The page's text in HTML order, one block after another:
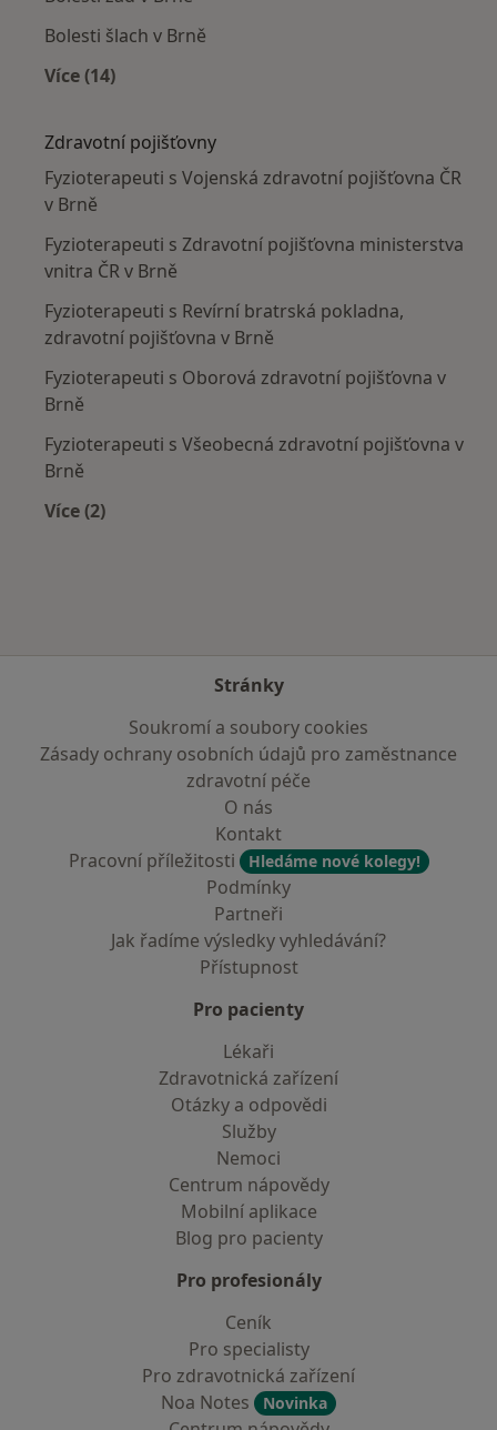
Bolesti šlach v Brně
Více (14)
Zdravotní pojišťovny
Fyzioterapeuti s Vojenská zdravotní pojišťovna ČR
v Brně
Fyzioterapeuti s Zdravotní pojišťovna ministerstva
vnitra ČR v Brně
Fyzioterapeuti s Revírní bratrská pokladna,
zdravotní pojišťovna v Brně
Fyzioterapeuti s Oborová zdravotní pojišťovna v
Brně
Fyzioterapeuti s Všeobecná zdravotní pojišťovna v
Brně
Více (2)
Stránky
Soukromí a soubory cookies
Zásady ochrany osobních údajů pro zaměstnance
zdravotní péče
O nás
Kontakt
Pracovní příležitosti
Hledáme nové kolegy!
Podmínky
Partneři
Jak řadíme výsledky vyhledávání?
Přístupnost
Pro pacienty
Lékaři
Zdravotnická zařízení
Otázky a odpovědi
Služby
Nemoci
Centrum nápovědy
Mobilní aplikace
Blog pro pacienty
Pro profesionály
Ceník
Pro specialisty
Pro zdravotnická zařízení
Noa Notes
Novinka